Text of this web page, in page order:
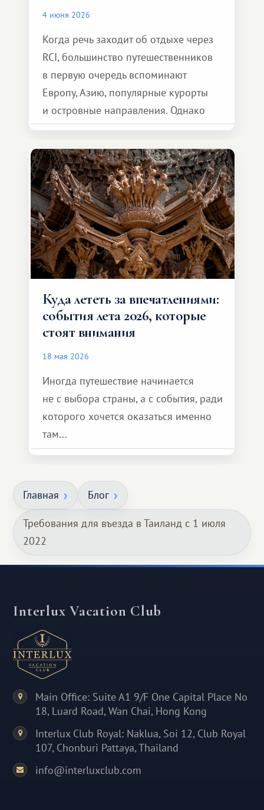
4 июня 2026
Когда речь заходит об отдыхе через
RCI, большинство путешественников
в первую очередь вспоминают
Европу, Азию, популярные курорты
и островные направления. Однако
возможности обменной системы
значительно шире. Среди них есть
и Африка — континент, который
способен подарить совершенно иной
формат путешествия.
Куда лететь за впечатлениями:
события лета 2026, которые
стоят внимания
18 мая 2026
Иногда путешествие начинается
не с выбора страны, а с события, ради
которого хочется оказаться именно
там...
Главная Блог
Требования для въезда в Таиланд с 1 июля
2022
Interlux Vacation Club
Main Office: Suite A1 9/F One Capital Place No
18, Luard Road, Wan Chai, Hong Kong
Interlux Club Royal: Naklua, Soi 12, Club Royal
107, Chonburi Pattaya, Thailand
info@interluxclub.com